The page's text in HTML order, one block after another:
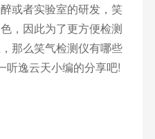
或者实验室的研发，笑
，因此为了更方便检测
那么笑气检测仪有哪些
听逸云天小编的分享吧!